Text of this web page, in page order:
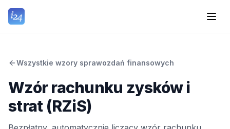
Wszystkie wzory sprawozdań finansowych
Wzór rachunku zysków i
strat (RZiS)